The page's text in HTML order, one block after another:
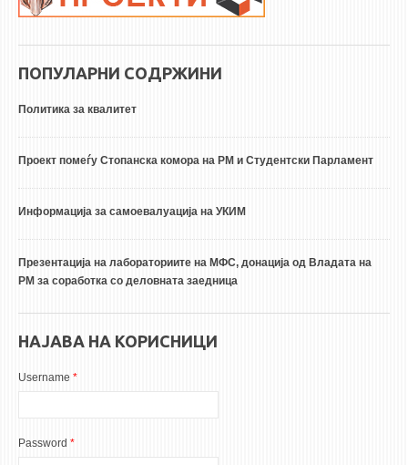
ПОПУЛАРНИ СОДРЖИНИ
Политика за квалитет
Проект помеѓу Стопанска комора на РМ и Студентски Парламент
Информација за самоевалуација на УКИМ
Презентација на лабораториите на МФС, донација од Владата на
РМ за соработка со деловната заедница
НАЈАВА НА КОРИСНИЦИ
Username *
Password *